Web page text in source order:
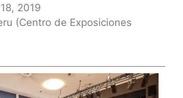
2019
(Centro de Exposiciones